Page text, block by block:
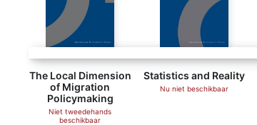
The Local Dimension
of Migration
Policymaking
Niet tweedehands
beschikbaar
Statistics and Reality
Nu niet beschikbaar